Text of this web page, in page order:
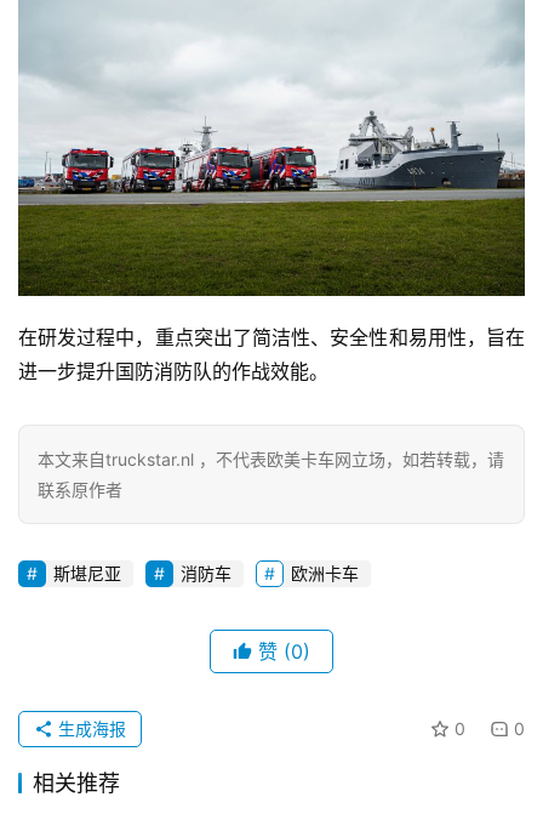
首
页
独
家
讯
专
题
在研发过程中，重点突出了简洁性、安全性和易用性，旨在
进一步提升国防消防队的作战效能。
本文来自truckstar.nl ，不代表欧美卡车网立场，如若转载，请
联系原作者
斯堪尼亚 消防车 欧洲卡车
赞 (0)
0 0
生成海报
相关推荐